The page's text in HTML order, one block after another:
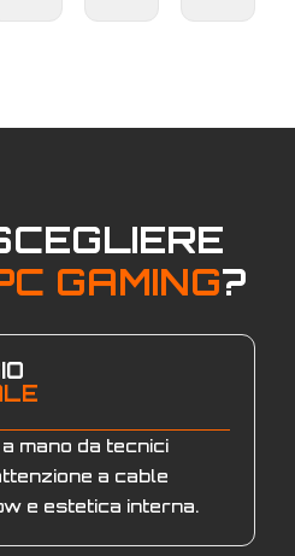
GAMING?
mano da tecnici
a cable
e estetica interna.